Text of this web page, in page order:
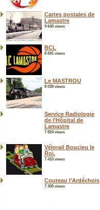
Cartes postales de
Lamastre
9 640 views
BCL
8 691 views
Le MASTROU
8 039 views
Service Radiologie
de l’Hôpital de
Lamastre
7 824 views
Vélorail Boucieu le
Roi.
7 410 views
Couteau l’Ardéchois
7 305 views